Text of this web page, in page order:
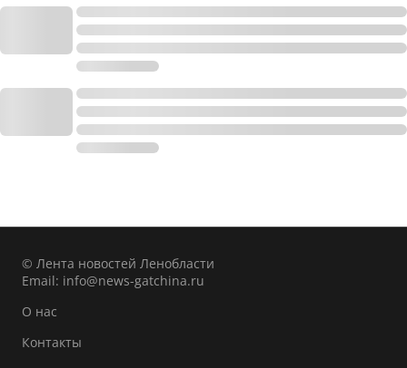
© Лента новостей Ленобласти
Email: info@news-gatchina.ru
О нас
Контакты